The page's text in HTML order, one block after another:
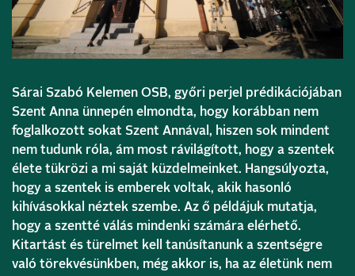
Sárai Szabó Kelemen OSB, győri perjel prédikációjában
Szent Anna ünnepén elmondta, hogy korábban nem
foglalkozott sokat Szent Annával, hiszen sok mindent
nem tudunk róla, ám most rávilágított, hogy a szentek
élete tükrözi a mi saját küzdelmeinket. Hangsúlyozta,
hogy a szentek is emberek voltak, akik hasonló
kihívásokkal néztek szembe. Az ő példájuk mutatja,
hogy a szentté válás mindenki számára elérhető.
Kitartást és türelmet kell tanúsítanunk a szentségre
való törekvésünkben, még akkor is, ha az életünk nem